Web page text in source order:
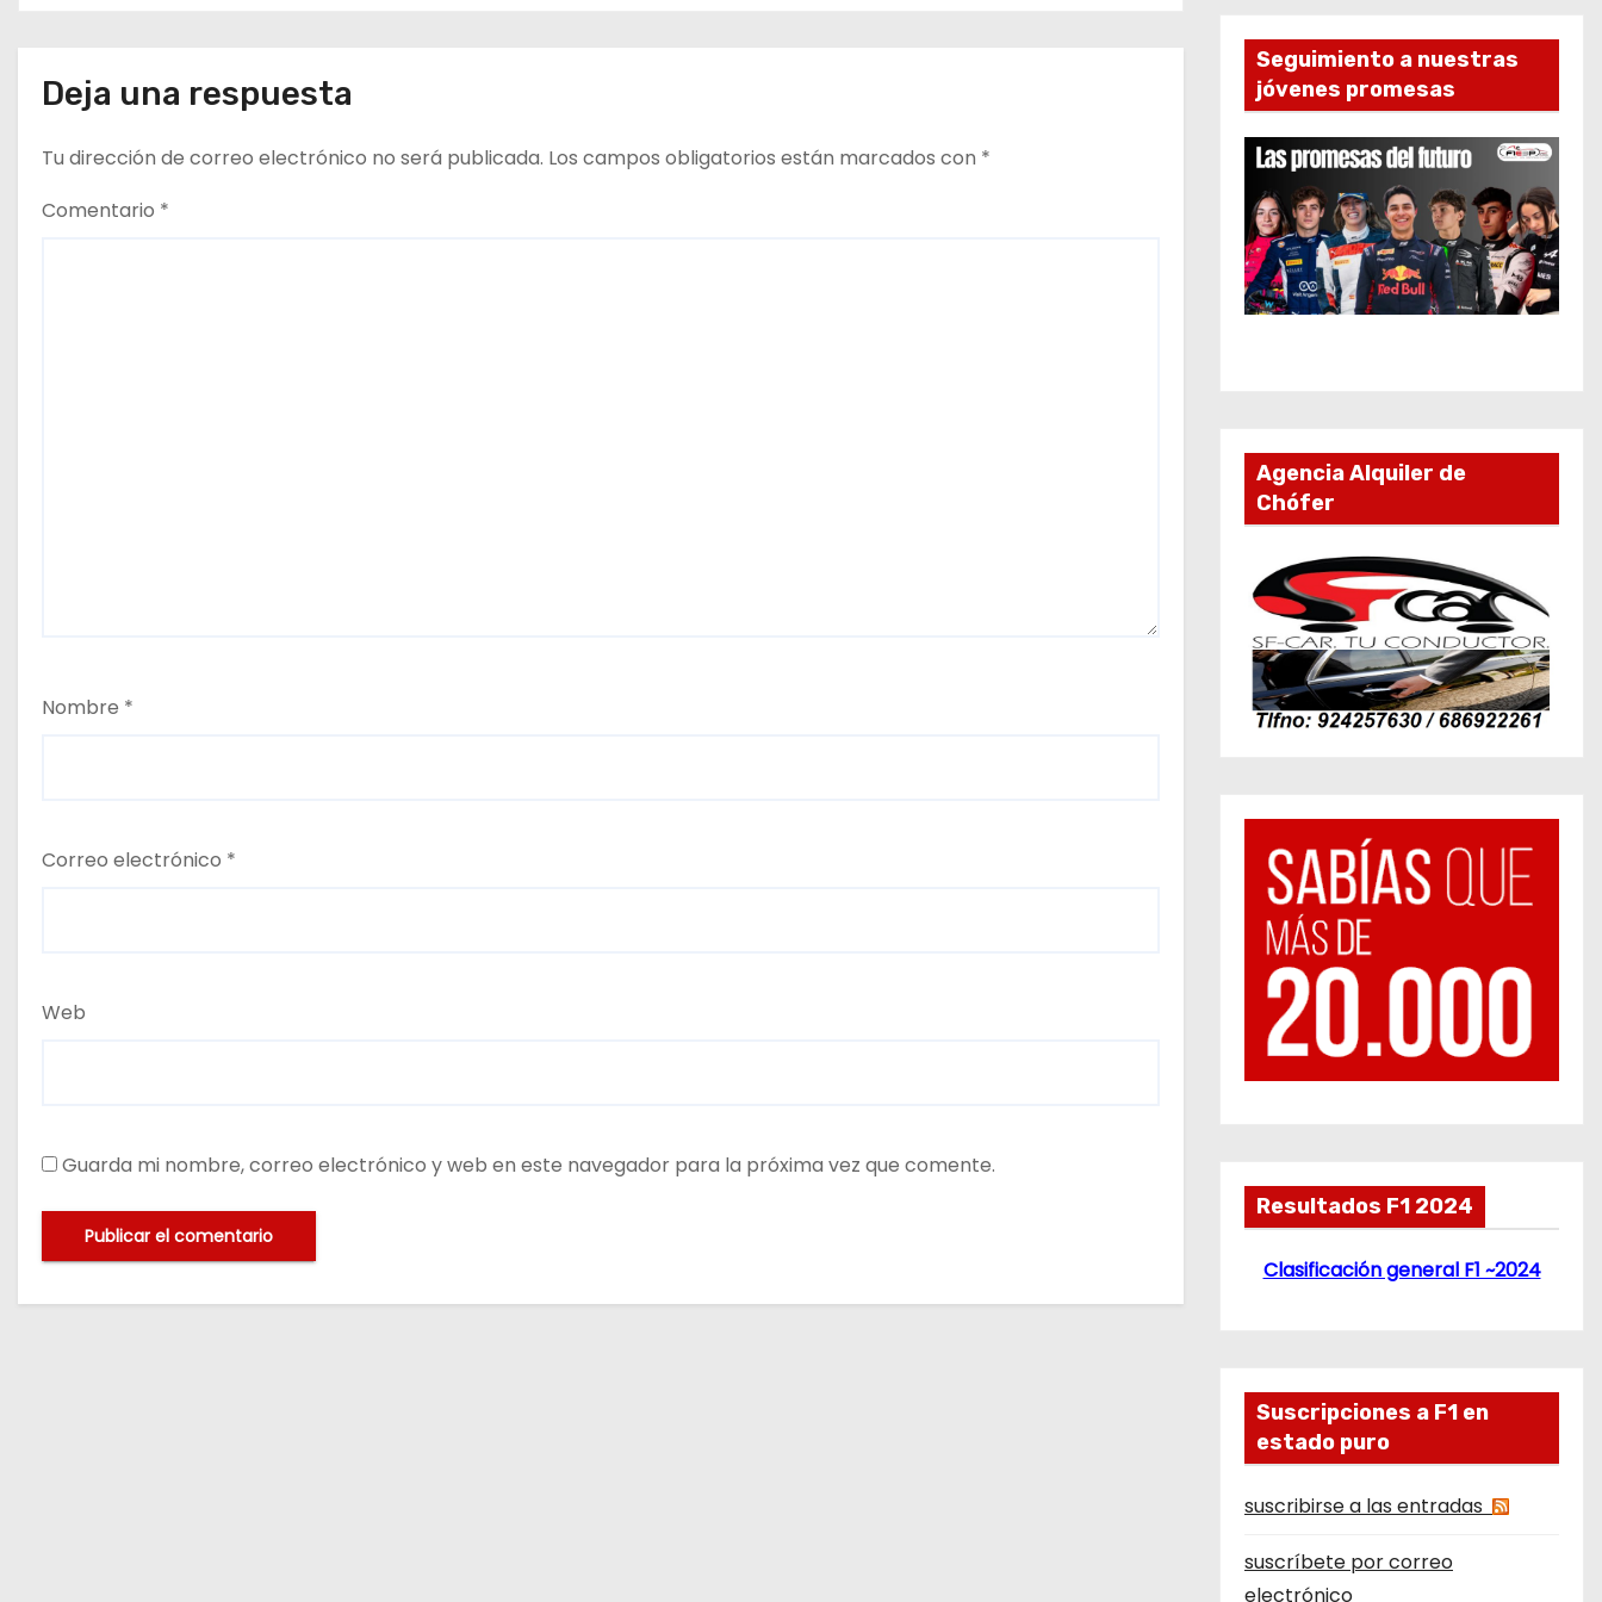
e
e
n
Deja una respuesta
Tu dirección de correo electrónico no será publicada. Los campos obligatorios están marcados con *
Comentario *
Nombre *
Correo electrónico *
Web
Guarda mi nombre, correo electrónico y web en este navegador para la próxima vez que comente.
Seguimiento a nuestras
jóvenes promesas
Agencia Alquiler de
Chófer
Resultados F1 2024
Clasificación general F1 ~2024
Suscripciones a F1 en
estado puro
suscribirse a las entradas
suscríbete por correo
electrónico